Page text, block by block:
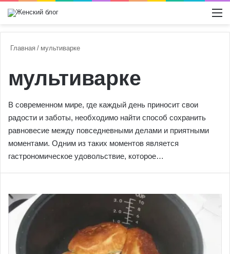
Главная / мультиварке
мультиварке
В современном мире, где каждый день приносит свои
радости и заботы, необходимо найти способ сохранить
равновесие между повседневными делами и приятными
моментами. Одним из таких моментов является
гастрономическое удовольствие, которое…